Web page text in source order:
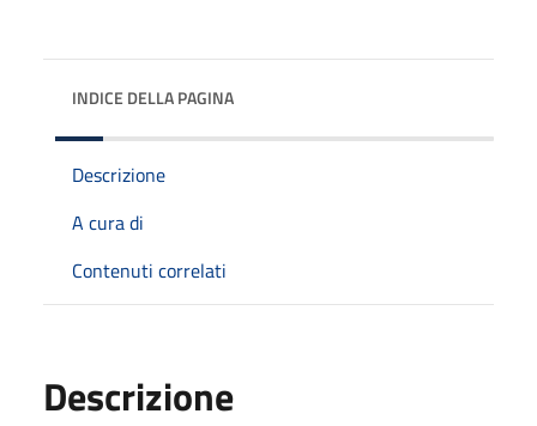
INDICE DELLA PAGINA
Descrizione
A cura di
Contenuti correlati
Descrizione